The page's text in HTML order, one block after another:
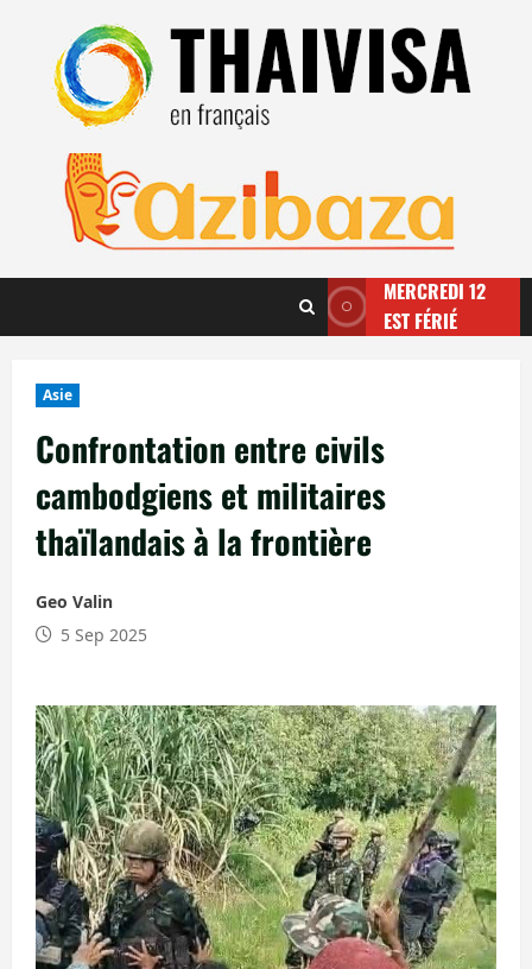
contenu
MERCREDI 12
EST FÉRIÉ
Asie
Confrontation entre civils
cambodgiens et militaires
thaïlandais à la frontière
Geo Valin
5 Sep 2025